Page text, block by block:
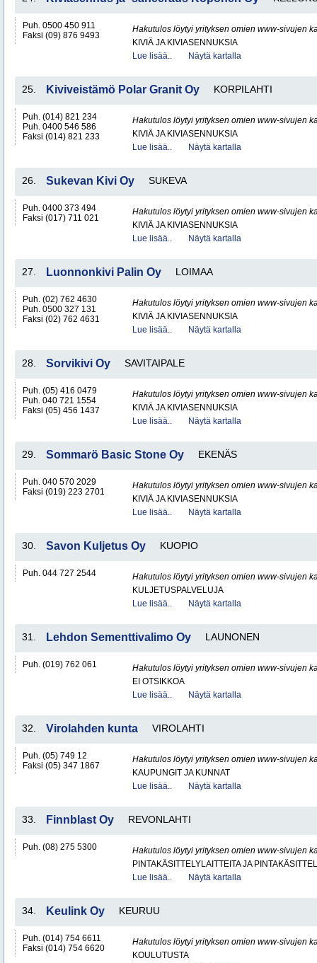
Puh. 0500 450 911
Faksi (09) 876 9493
Hakutulos löytyi yrityksen omien www-sivujen
KIVIÄ JA KIVIASENNUKSIA
Lue lisää..
Näytä kartalla
25. Kiviveistämö Polar Granit Oy KORPILAHTI
Puh. (014) 821 234
Puh. 0400 546 586
Faksi (014) 821 233
Hakutulos löytyi yrityksen omien www-sivujen
KIVIÄ JA KIVIASENNUKSIA
Lue lisää..
Näytä kartalla
26. Sukevan Kivi Oy SUKEVA
Puh. 0400 373 494
Faksi (017) 711 021
Hakutulos löytyi yrityksen omien www-sivujen
KIVIÄ JA KIVIASENNUKSIA
Lue lisää..
Näytä kartalla
27. Luonnonkivi Palin Oy LOIMAA
Puh. (02) 762 4630
Puh. 0500 327 131
Faksi (02) 762 4631
Hakutulos löytyi yrityksen omien www-sivujen
KIVIÄ JA KIVIASENNUKSIA
Lue lisää..
Näytä kartalla
28. Sorvikivi Oy SAVITAIPALE
Puh. (05) 416 0479
Puh. 040 721 1554
Faksi (05) 456 1437
Hakutulos löytyi yrityksen omien www-sivujen
KIVIÄ JA KIVIASENNUKSIA
Lue lisää..
Näytä kartalla
29. Sommarö Basic Stone Oy EKENÄS
Puh. 040 570 2029
Faksi (019) 223 2701
Hakutulos löytyi yrityksen omien www-sivujen
KIVIÄ JA KIVIASENNUKSIA
Lue lisää..
Näytä kartalla
30. Savon Kuljetus Oy KUOPIO
Puh. 044 727 2544
Hakutulos löytyi yrityksen omien www-sivujen
KULJETUSPALVELUJA
Lue lisää..
Näytä kartalla
31. Lehdon Sementtivalimo Oy LAUNONEN
Puh. (019) 762 061
Hakutulos löytyi yrityksen omien www-sivujen
EI OTSIKKOA
Lue lisää..
Näytä kartalla
32. Virolahden kunta VIROLAHTI
Puh. (05) 749 12
Faksi (05) 347 1867
Hakutulos löytyi yrityksen omien www-sivujen
KAUPUNGIT JA KUNNAT
Lue lisää..
Näytä kartalla
33. Finnblast Oy REVONLAHTI
Puh. (08) 275 5300
Hakutulos löytyi yrityksen omien www-sivujen
PINTAKÄSITTELYLAITTEITA JA
Lue lisää..
Näytä kartalla
34. Keulink Oy KEURUU
Puh. (014) 754 6611
Faksi (014) 754 6620
Hakutulos löytyi yrityksen omien www-sivujen
KOULUTUSTA